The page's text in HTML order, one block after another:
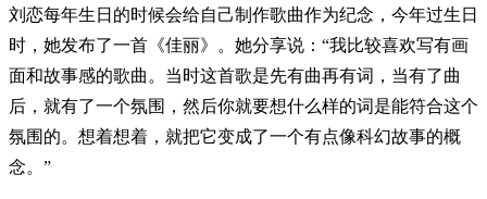
刘恋每年生日的时候会给自己制作歌曲作为纪念，今年过生日
时，她发布了一首《佳丽》。她分享说：“我比较喜欢写有画
面和故事感的歌曲。当时这首歌是先有曲再有词，当有了曲
后，就有了一个氛围，然后你就要想什么样的词是能符合这个
氛围的。想着想着，就把它变成了一个有点像科幻故事的概
念。”